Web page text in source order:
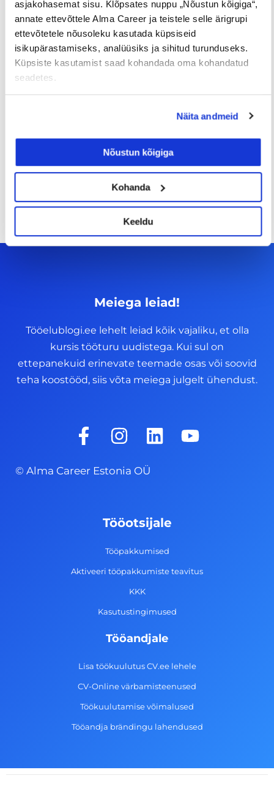
asjakohasemat sisu. Klõpsates nuppu „Nõustun kõigiga“,
annate ettevõttele Alma Career ja teistele selle ärigrupi
ettevõtetele nõusoleku kasutada küpsiseid
isikupärastamiseks, analüüsiks ja sihitud turunduseks.
Küpsiste kasutamist saad kohandada oma kohandatud
seadetes.
Näita andmeid
Nõustun kõigiga
Kohanda
Keeldu
14/07/2026
Meiega leiad!
Tööelublogi.ee lehelt leiad kõik vajaliku, et olla
kursis tööturu uudistega. Kui sul on
ettepanekuid erinevate teemade osas või soovid
teha koostööd, siis võta meiega julgelt ühendust.
F
a
e
-
I
n
s
t
g
a
m
L
i
d
n
Y
o
© Alma Career Estonia OÜ
Tööotsijale
Tööpakkumised
Aktiveeri tööpakkumiste teavitus
KKK
Kasutustingimused
Tööandjale
Lisa töökuulutus CV.ee lehele
CV-Online värbamisteenused
Töökuulutamise võimalused
Tööandja brändingu lahendused